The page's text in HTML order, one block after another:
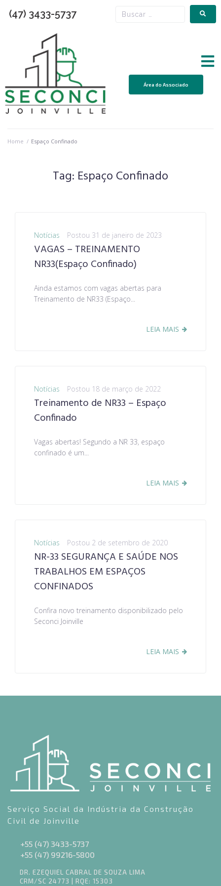
(47) 3433-5737
Área do Associado
Home / Espaço Confinado
Tag: Espaço Confinado
Notícias Postou 31 de janeiro de 2023
VAGAS – TREINAMENTO
NR33(Espaço Confinado)
Ainda estamos com vagas abertas para
Treinamento de NR33 (Espaço...
LEIA MAIS
Notícias Postou 18 de março de 2022
Treinamento de NR33 – Espaço
Confinado
Vagas abertas! Segundo a NR 33, espaço
confinado é um...
LEIA MAIS
Notícias Postou 2 de setembro de 2020
NR-33 SEGURANÇA E SAÚDE NOS
TRABALHOS EM ESPAÇOS
CONFINADOS
Confira novo treinamento disponibilizado pelo
Seconci Joinville
LEIA MAIS
Serviço Social da Indústria da Construção
Civil de Joinville
+55 (47) 3433-5737
+55 (47) 99216-5800
DR. EZEQUIEL CABRAL DE SOUZA LIMA
CRM/SC 24773 | RQE: 15303